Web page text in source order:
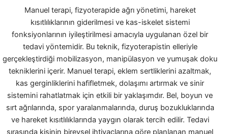
Manuel terapi, fizyoterapide ağrı yönetimi, hareket
kısıtlılıklarının giderilmesi ve kas-iskelet sistemi
fonksiyonlarının iyileştirilmesi amacıyla uygulanan özel bir
tedavi yöntemidir. Bu teknik, fizyoterapistin elleriyle
gerçekleştirdiği mobilizasyon, manipülasyon ve yumuşak doku
tekniklerini içerir. Manuel terapi, eklem sertliklerini azaltmak,
kas gerginliklerini hafifletmek, dolaşımı artırmak ve sinir
sistemini rahatlatmak için etkili bir yaklaşımdır. Bel, boyun ve
sırt ağrılarında, spor yaralanmalarında, duruş bozukluklarında
ve hareket kısıtlılıklarında yaygın olarak tercih edilir. Tedavi
sırasında kişinin bireysel ihtiyaçlarına göre planlanan manuel